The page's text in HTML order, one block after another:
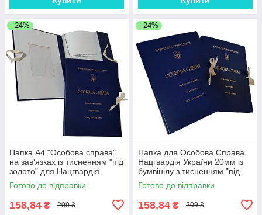
–24%
Папка А4 "Особова справа"
на зав'язках із тисненням "під
золото" для Нацгвардія
України без клапанів 20 мм
Готово до відправки
158,84 ₴ 209 ₴
–24%
Папка для Особова Справа
Нацгвардія України 20мм із
бумвінілу з тисненням "під
золото" А4 без клапанів на
зав'язках
Готово до відправки
158,84 ₴ 209 ₴